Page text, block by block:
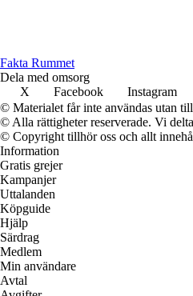
Fakta Rummet
Dela med omsorg
X
Facebook Instagram
© Materialet får inte användas utan
© Alla rättigheter reserverade. Vi
© Copyright tillhör oss och allt
Information
Gratis grejer
Kampanjer
Uttalanden
Köpguide
Hjälp
Särdrag
Medlem
Min användare
Avtal